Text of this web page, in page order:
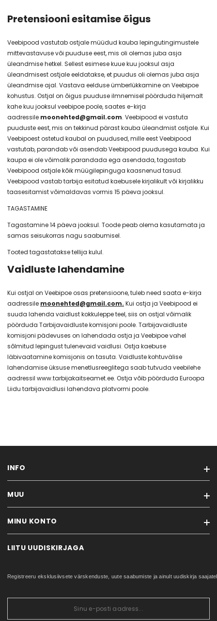
Pretensiooni esitamise õigus
Veebipood vastutab ostjale müüdud kauba lepingutingimustele
mittevastavuse või puuduse eest, mis oli olemas juba asja
üleandmise hetkel. Sellest esimese kuue kuu jooksul asja
üleandmisest ostjale eeldatakse, et puudus oli olemas juba asja
üleandmise ajal. Vastava eelduse ümberlükkamine on Veebipoe
kohustus. Ostjal on õigus puuduse ilmnemisel pöörduda hiljemalt
kahe kuu jooksul veebipoe poole, saates e-kirja
aadressile moonehted@gmail.com. Veebipood ei vastuta
puuduste eest, mis on tekkinud pärast kauba üleandmist ostjale. Kui
Veebipoest ostetud kaubal on puudused, mille eest Veebipood
vastutab, parandab või asendab Veebipood puudusega kauba. Kui
kaupa ei ole võimalik parandada ega asendada, tagastab
Veebipood ostjale kõik müügilepinguga kaasnenud tasud.
Veebipood vastab tarbija esitatud kaebusele kirjalikult või kirjalikku
taasesitamist võimaldavas vormis 15 päeva jooksul.
TAGASTAMINE
Tagastamine 14 päeva jooksul. Toode peab olema kasutamata ja
samas seisukorras nagu saabumisel.
Tooted tagastatakse tellija kulul.
Vaidluste lahendamine
Kui ostjal on Veebipoe osas pretensioone, tuleb need saata e-kirja
aadressile moonehted@gmail.com. Kui ostja ja Veebipood ei
suuda lahenda vaidlust kokkuleppe teel, siis on ostjal võimalik
pöörduda Tarbijavaidluste komisjoni poole. Tarbijavaidluste
komisjoni pädevuses on lahendada ostja ja Veebipoe vahel
sõlmitud lepingust tulenevaid vaidlusi. Ostja kaebuse
läbivaatamine komisjonis on tasuta. Vaidluste kohtuvälise
lahendamise üksuse menetlusreeglitega saab tutvuda veebilehe
aadressil www.tarbijakaitseamet.ee. Ostja võib pöörduda Euroopa
Liidu tarbijavaidlusi lahendava platvormi poole.
INFO
Meist
Kinkekaardid
Ostujuhend
Küpsiste poliitika
MUU
Kaubamärgid
Uued tooted
MINU KONTO
Minu konto
Tellitud tooted
LIITU UUDISKIRJAGA
Registreeru eksklusiivsete värskenduste, uute saabumiste ja ainult uudiskirja